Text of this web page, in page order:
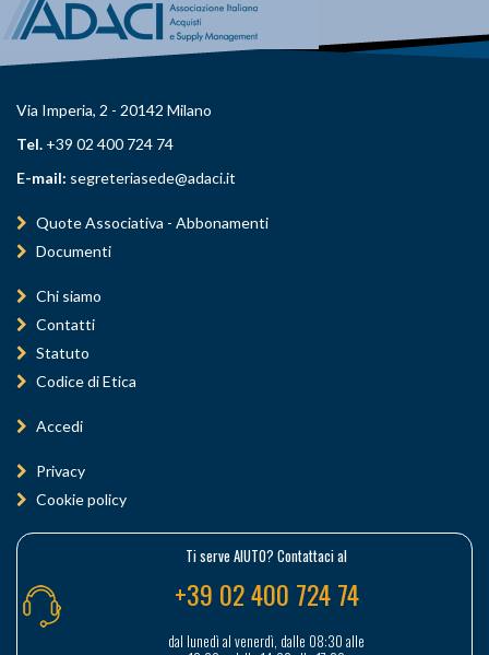
Via Imperia, 2 - 20142 Milano
Tel. +39 02 400 724 74
E-mail: segreteriasede@adaci.it
Quote Associativa - Abbonamenti
Documenti
Chi siamo
Contatti
Statuto
Codice di Etica
Accedi
Privacy
Cookie policy
Ti serve AIUTO? Contattaci al
+39 02 400 724 74
dal lunedì al venerdì, dalle 08:30 alle